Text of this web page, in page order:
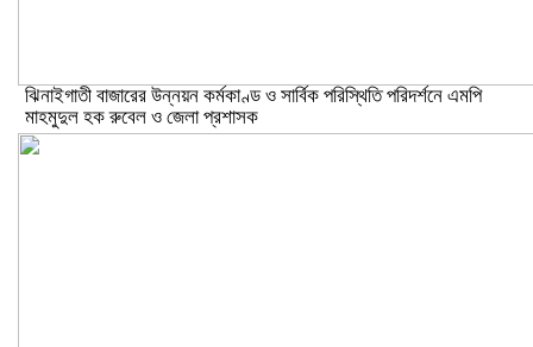
ঝিনাইগাতী বাজারের উন্নয়ন কর্মকাণ্ড ও সার্বিক পরিস্থিতি পরিদর্শনে এমপি
মাহমুদুল হক রুবেল ও জেলা প্রশাসক